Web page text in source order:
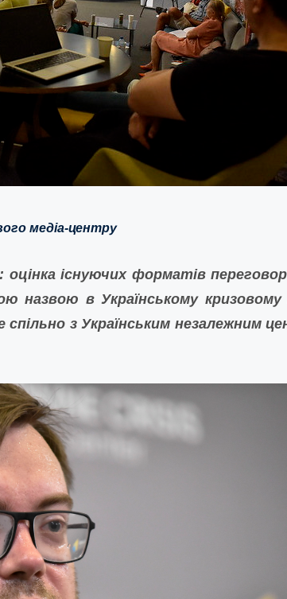
медіа-центру
оцінка існуючих форматів
назвою в Українському кризовому
з Українським незалежним